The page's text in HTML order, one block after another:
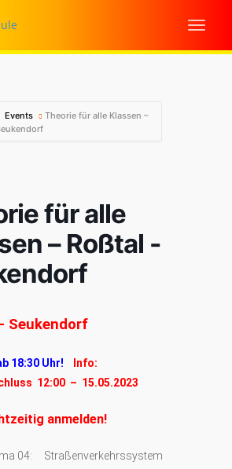
Events
Theorie für alle Klassen –
für alle
– Roßtal -
Seukendorf
18:30 Uhr!
Info:
12:00 – 15.05.2023
anmelden!
04: Straßenverkehrssystem